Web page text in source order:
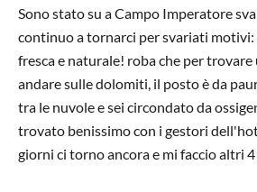
Sono stato su a Campo Imperatore
continuo a tornarci per svariati motivi:
fresca e naturale! roba che per
andare sulle dolomiti, il posto è da
tra le nuvole e sei circondato da
trovato benissimo con i gestori
giorni ci torno ancora e mi faccio altri